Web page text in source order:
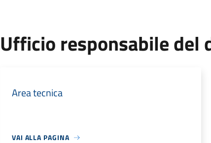
Ufficio responsabile del
Area tecnica
VAI ALLA PAGINA